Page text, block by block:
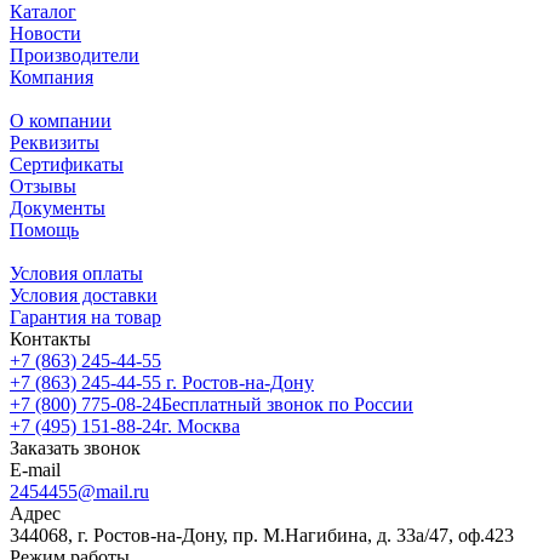
Каталог
Новости
Производители
Компания
О компании
Реквизиты
Сертификаты
Отзывы
Документы
Помощь
Условия оплаты
Условия доставки
Гарантия на товар
Контакты
+7 (863) 245-44-55
+7 (863) 245-44-55 г. Ростов-на-Дону
+7 (800) 775-08-24Бесплатный звонок по России
+7 (495) 151-88-24г. Москва
Заказать звонок
E-mail
2454455@mail.ru
Адрес
344068, г. Ростов-на-Дону, пр. М.Нагибина, д. 33а/47, оф.423